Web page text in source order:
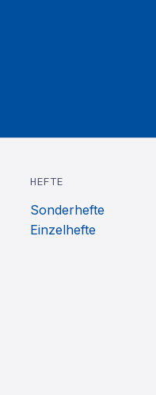
HEFTE
Sonderhefte
Einzelhefte